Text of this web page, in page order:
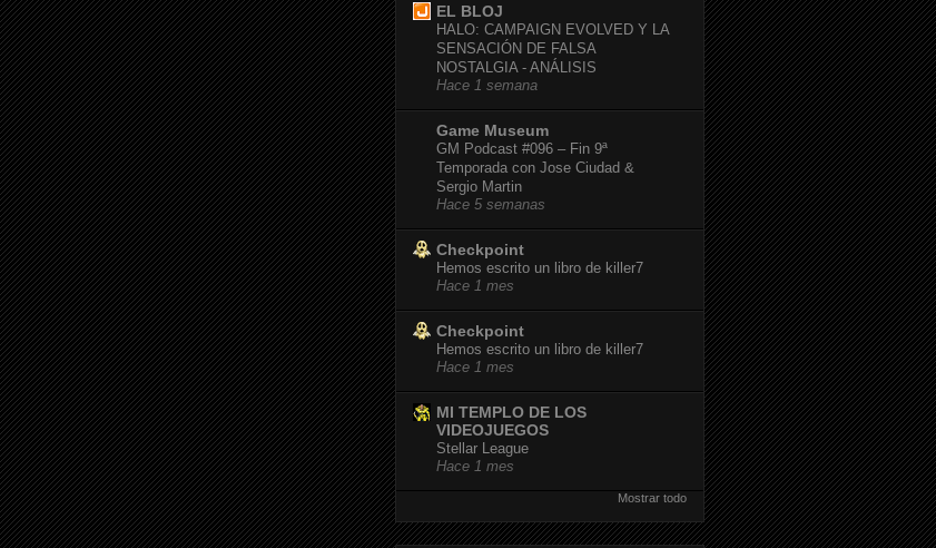
EL BLOJ
HALO: CAMPAIGN EVOLVED Y LA
SENSACIÓN DE FALSA
NOSTALGIA - ANÁLISIS
Hace 1 semana
Game Museum
GM Podcast #096 – Fin 9ª
Temporada con Jose Ciudad &
Sergio Martin
Hace 5 semanas
Checkpoint
Hemos escrito un libro de killer7
Hace 1 mes
Checkpoint
Hemos escrito un libro de killer7
Hace 1 mes
MI TEMPLO DE LOS
VIDEOJUEGOS
Stellar League
Hace 1 mes
Mostrar todo